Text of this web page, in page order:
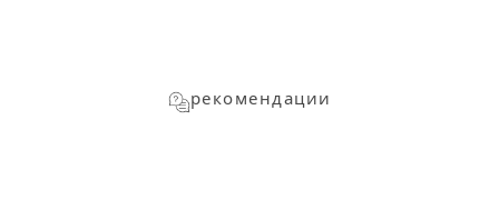
рекомендации